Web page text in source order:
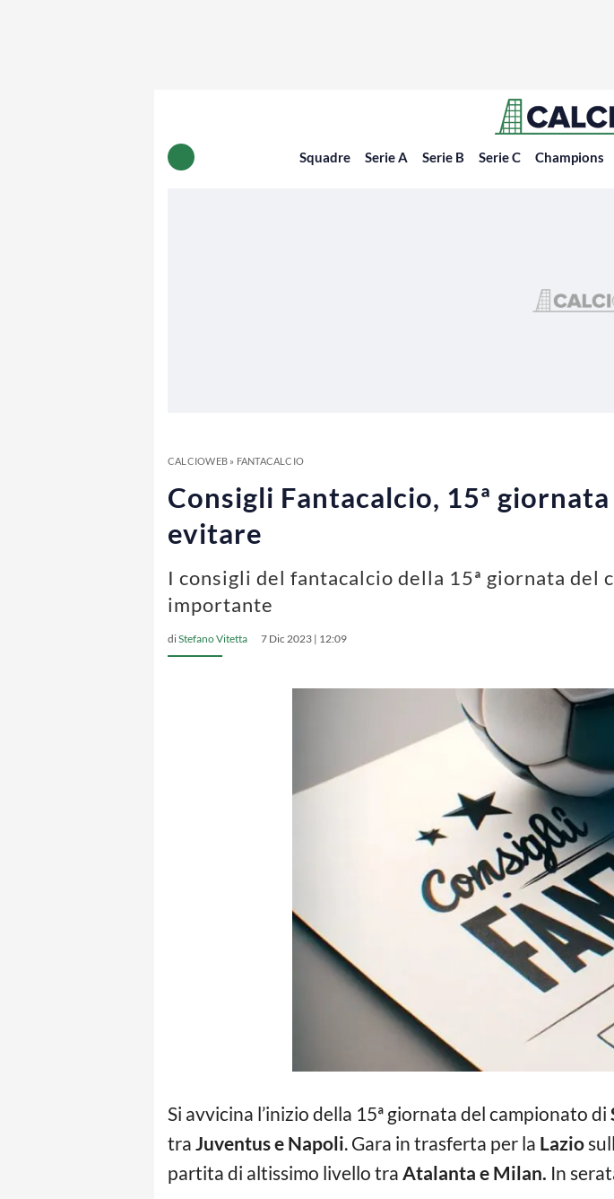
Squadre Serie A Serie B Serie C Champions
CALCIOWEB» FANTACALCIO
Consigli Fantacalcio, 15ª
evitare
I consigli del fantacalcio della 15ª giornata del
importante
diStefano Vitetta 7 Dic 2023 | 12:09
Si avvicina l’inizio della 15ª giornata del campionato di
tra Juventus e Napoli. Gara in trasferta per la Lazio
partita di altissimo livello tra Atalanta e Milan. In